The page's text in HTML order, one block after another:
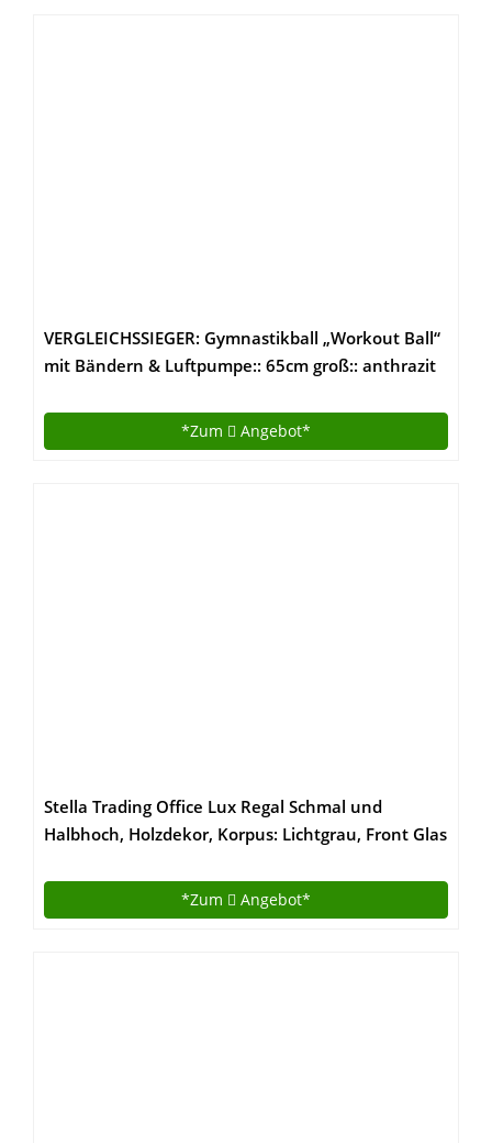
VERGLEICHSSIEGER: Gymnastikball „Workout Ball“
mit Bändern & Luftpumpe:: 65cm groß:: anthrazit
ideal für Schwangerschaft oder Kinder :: 3 Jahre
Garantie
*Zum Angebot*
Stella Trading Office Lux Regal Schmal und
Halbhoch, Holzdekor, Korpus: Lichtgrau, Front Glas
*Zum Angebot*